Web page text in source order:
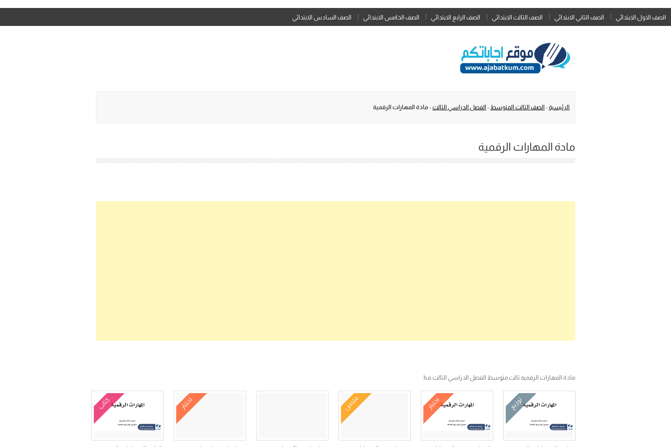
Skip
to
الصف الاول الابتدائي الصف الثاني الابتدائي الصف الثالث الابتدائي الصف الرابع الابتدائي الصف الخامس الابتدائي الصف السادس الابتدائي
الرئيسية - الصف الثالث المتوسط - الفصل الدراسي الثالث- مادة المهارات الرقمية
مادة المهارات الرقمية
مادة المهارات الرقمية ثالث متوسط الفصل الدراسي الثالث ف3
توزيع اختبار ملخص اختبار كتاب